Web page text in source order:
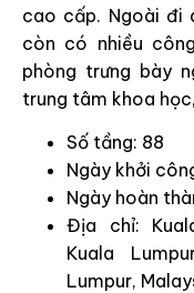
cao cấp. Ngoài đi
còn có nhiều
phòng trưng bày
trung tâm khoa
Số tầng: 88
Ngày khởi
Ngày hoàn
Địa chỉ:
Kuala
Lumpur,